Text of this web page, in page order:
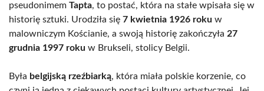
pseudonimem Tapta, to postać, która na stałe wpisała się w
historię sztuki. Urodziła się 7 kwietnia 1926 roku w
malowniczym Kościanie, a swoją historię zakończyła 27
grudnia 1997 roku w Brukseli, stolicy Belgii.
Była belgijską rzeźbiarką, która miała polskie korzenie, co